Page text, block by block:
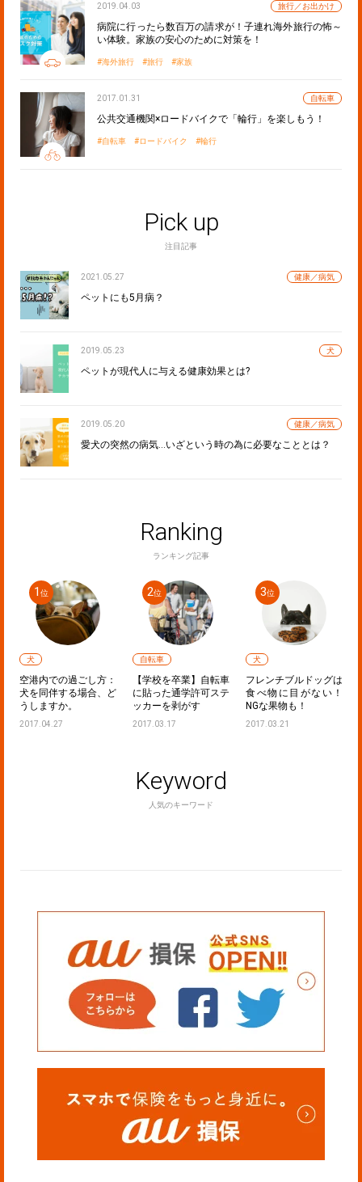
2019.04.03 旅行／お出かけ
病院に行ったら数百万の請求が！子連れ海外旅行の怖～
い体験。家族の安心のために対策を！
海外旅行 旅行 家族
2017.01.31 自転車
公共交通機関×ロードバイクで「輪行」を楽しもう！
自転車 ロードバイク 輪行
Pick up
注目記事
2021.05.27 健康／病気
ペットにも5月病？
2019.05.23 犬
ペットが現代人に与える健康効果とは?
2019.05.20 健康／病気
愛犬の突然の病気…いざという時の為に必要なこととは？
Ranking
ランキング記事
自転車
【学校を卒業】自転車
に貼った通学許可ステ
ッカーを剥がす
2017.03.17
犬
フレンチブルドッグは
食べ物に目がない！
NGな果物も！
2017.03.21
犬
落ち着きのあるポメラ
ニアンにしてみせる！
～子犬のしつけ～
2017.04.06
Keyword
人気のキーワード